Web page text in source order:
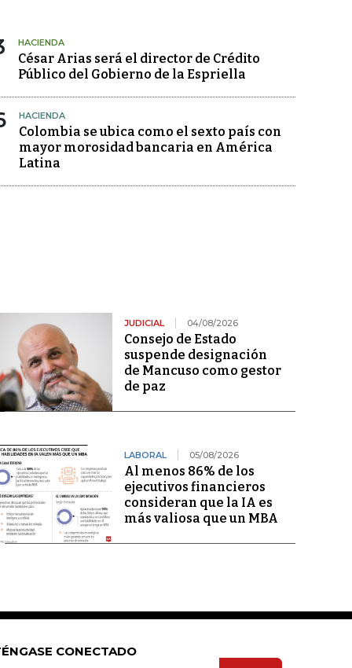
HACIENDA
César Arias será el director de Crédito
Público del Gobierno de la Espriella
HACIENDA
Colombia se ubica como el sexto país con
mayor morosidad bancaria en América
Latina
JUDICIAL 04/08/2026
Consejo de Estado
suspende designación
de Mancuso como gestor
de paz
LABORAL 05/08/2026
Al menos 86% de los
ejecutivos financieros
consideran que la IA es
más valiosa que un MBA
CONECTADO